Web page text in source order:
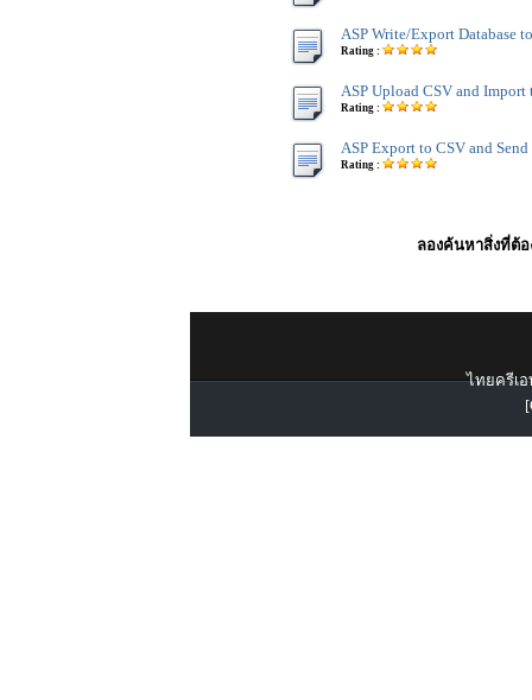
ASP Write/Export Database
Rating :
ASP Upload CSV and Import
Rating :
ASP Export to CSV and
Rating :
ลองค้นหาสิ่งที่ต้อ
ไทยครีเอ
[